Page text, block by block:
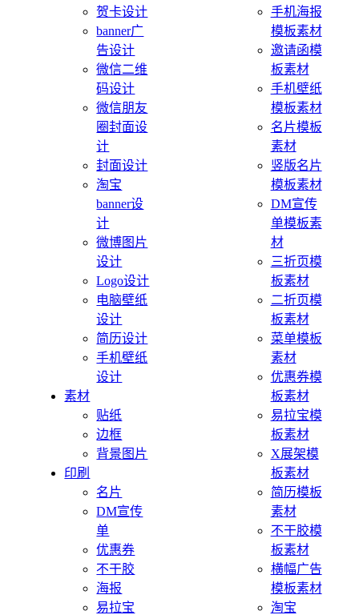
贺卡设计
banner广
告设计
微信二维
码设计
微信朋友
圈封面设
计
封面设计
淘宝
banner设
计
微博图片
设计
Logo设计
电脑壁纸
设计
简历设计
手机壁纸
设计
素材
贴纸
边框
背景图片
印刷
名片
DM宣传
单
优惠券
不干胶
海报
易拉宝
手机海报
模板素材
邀请函模
板素材
手机壁纸
模板素材
名片模板
素材
竖版名片
模板素材
DM宣传
单模板素
材
三折页模
板素材
二折页模
板素材
菜单模板
素材
优惠券模
板素材
易拉宝模
板素材
X展架模
板素材
简历模板
素材
不干胶模
板素材
横幅广告
模板素材
淘宝